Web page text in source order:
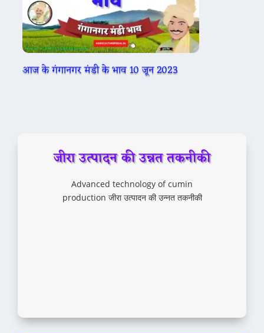
आज के गंगानगर मंडी के भाव 10 जून 2023
जीरा उत्पादन की उन्नत तकनीकी
Advanced technology of cumin
production जीरा उत्पादन की उन्नत तकनीकी